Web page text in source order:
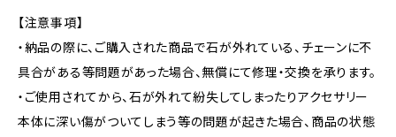
【注意事項】
・納品の際に、ご購入された商品で石が外れている、チェーンに不
具合がある等問題があった場合、無償にて修理・交換を承ります。
・ご使用されてから、石が外れて紛失してしまったりアクセサリー
本体に深い傷がついてしまう等の問題が起きた場合、商品の状態